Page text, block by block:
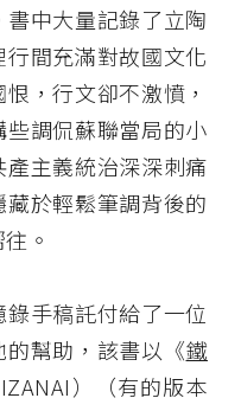
中大量記錄了立陶
間充滿對故國文化
，行文卻不激憤，
調侃蘇聯當局的小
主義統治深深刺痛
於輕鬆筆調背後的
。
手稿託付給了一位
幫助，該書以《鐵
）（有的版本